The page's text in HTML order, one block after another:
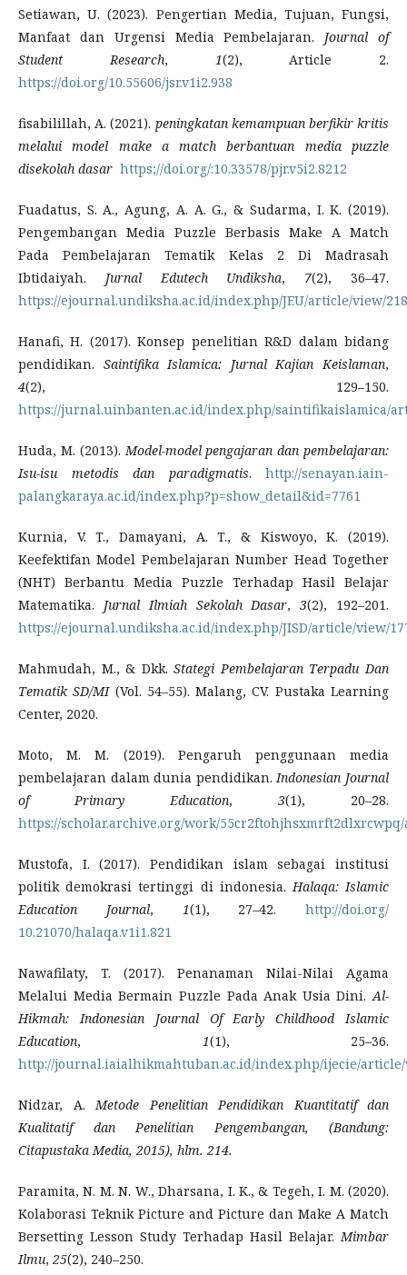
Setiawan, U. (2023). Pengertian Media, Tujuan, Fungsi,
Manfaat dan Urgensi Media Pembelajaran. Journal of
Student Research, 1(2), Article 2.
https://doi.org/10.55606/jsr.v1i2.938
fisabilillah, A. (2021). peningkatan kemampuan berfikir kritis
melalui model make a match berbantuan media puzzle
disekolah dasar https;//doi.org/:10.33578/pjr.v5i2.8212
Fuadatus, S. A., Agung, A. A. G., & Sudarma, I. K. (2019).
Pengembangan Media Puzzle Berbasis Make A Match
Pada Pembelajaran Tematik Kelas 2 Di Madrasah
Ibtidaiyah. Jurnal Edutech Undiksha, 7(2), 36–47.
https://ejournal.undiksha.ac.id/index.php/JEU/article/view/
Hanafi, H. (2017). Konsep penelitian R&D dalam bidang
pendidikan. Saintifika Islamica: Jurnal Kajian Keislaman,
4(2), 129–150.
https://jurnal.uinbanten.ac.id/index.php/saintifikaislamica/
Huda, M. (2013). Model-model pengajaran dan pembelajaran:
Isu-isu metodis dan paradigmatis. http://senayan.iain-
palangkaraya.ac.id/index.php?p=show_detail&id=7761
Kurnia, V. T., Damayani, A. T., & Kiswoyo, K. (2019).
Keefektifan Model Pembelajaran Number Head Together
(NHT) Berbantu Media Puzzle Terhadap Hasil Belajar
Matematika. Jurnal Ilmiah Sekolah Dasar,3(2), 192–201.
https://ejournal.undiksha.ac.id/index.php/JISD/article/view/
Mahmudah, M., & Dkk.Stategi Pembelajaran Terpadu Dan
Tematik SD/MI(Vol. 54–55). Malang, CV. Pustaka Learning
Center, 2020.
Moto, M. M. (2019). Pengaruh penggunaan media
pembelajaran dalam dunia pendidikan. Indonesian Journal
of Primary Education, 3(1), 20–28.
https://scholar.archive.org/work/
Mustofa, I. (2017). Pendidikan islam sebagai institusi
politik demokrasi tertinggi di indonesia. Halaqa: Islamic
Education Journal, 1(1), 27–42. http://doi.org/
10.21070/halaqa.v1i1.821
Nawafilaty, T. (2017). Penanaman Nilai-Nilai Agama
Melalui Media Bermain Puzzle Pada Anak Usia Dini. Al-
Hikmah: Indonesian Journal Of Early Childhood Islamic
Education, 1(1), 25–36.
http://journal.iaialhikmahtuban.ac.id/index.php/ijecie/
Nidzar, A. Metode Penelitian Pendidikan Kuantitatif dan
Kualitatif dan Penelitian Pengembangan, (Bandung:
Citapustaka Media, 2015), hlm. 214.
Paramita, N. M. N. W., Dharsana, I. K., & Tegeh, I. M. (2020).
Kolaborasi Teknik Picture and Picture dan Make A Match
Bersetting Lesson Study Terhadap Hasil Belajar. Mimbar
Ilmu, 25(2), 240–250.